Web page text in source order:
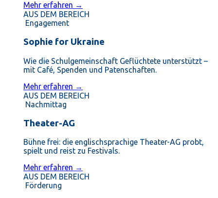
Mehr erfahren →
AUS DEM BEREICH
Engagement
Sophie for Ukraine
Wie die Schulgemeinschaft Geflüchtete unterstützt –
mit Café, Spenden und Patenschaften.
Mehr erfahren →
AUS DEM BEREICH
Nachmittag
Theater-AG
Bühne frei: die englischsprachige Theater-AG probt,
spielt und reist zu Festivals.
Mehr erfahren →
AUS DEM BEREICH
Förderung